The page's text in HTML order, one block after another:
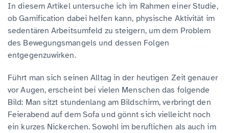
In diesem Artikel untersuche ich im Rahmen einer Studie,
ob Gamification dabei helfen kann, physische Aktivität im
sedentären Arbeitsumfeld zu steigern, um dem Problem
des Bewegungsmangels und dessen Folgen
entgegenzuwirken.
Führt man sich seinen Alltag in der heutigen Zeit genauer
vor Augen, erscheint bei vielen Menschen das folgende
Bild: Man sitzt stundenlang am Bildschirm, verbringt den
Feierabend auf dem Sofa und gönnt sich vielleicht noch
ein kurzes Nickerchen. Sowohl im beruflichen als auch im